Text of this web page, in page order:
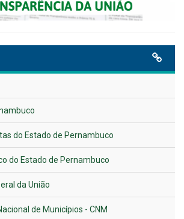
em: 14 de maio de 2026
VER TODAS NOTÍCIAS